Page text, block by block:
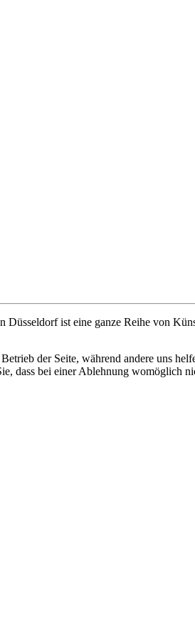
ist eine ganze Reihe von
der Seite, während andere uns
dass bei einer Ablehnung womöglich